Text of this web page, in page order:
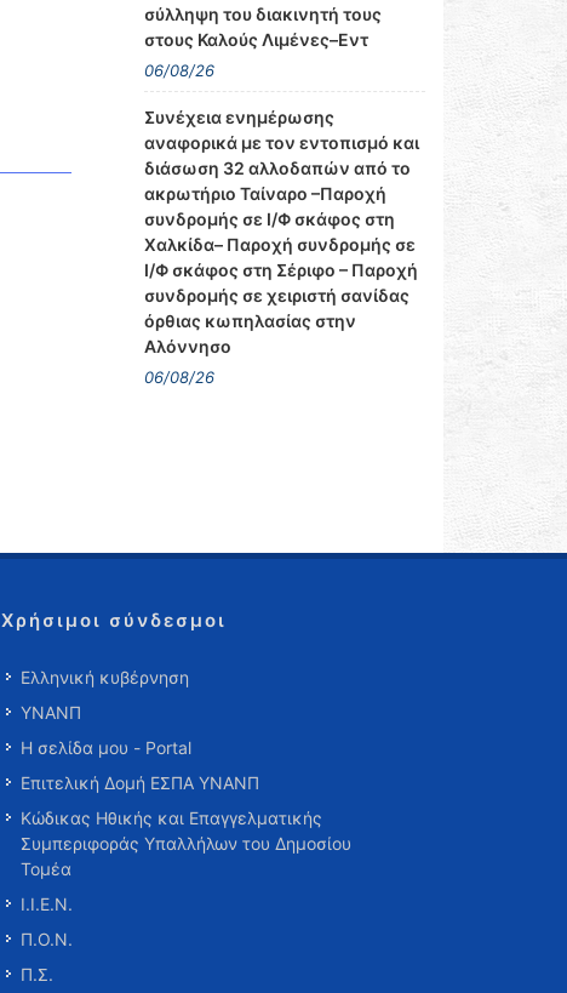
σύλληψη του διακινητή τους
στους Καλούς Λιμένες–Εντ
06/08/26
Συνέχεια ενημέρωσης
αναφορικά με τον εντοπισμό και
διάσωση 32 αλλοδαπών από το
ακρωτήριο Ταίναρο –Παροχή
συνδρομής σε Ι/Φ σκάφος στη
Χαλκίδα– Παροχή συνδρομής σε
Ι/Φ σκάφος στη Σέριφο – Παροχή
συνδρομής σε χειριστή σανίδας
όρθιας κωπηλασίας στην
Αλόννησο
06/08/26
Χρήσιμοι σύνδεσμοι
Ελληνική κυβέρνηση
ΥΝΑΝΠ
Η σελίδα μου - Portal
Επιτελική Δομή ΕΣΠΑ ΥΝΑΝΠ
Κώδικας Ηθικής και Επαγγελματικής
Συμπεριφοράς Υπαλλήλων του Δημοσίου
Τομέα
Ι.Ι.Ε.Ν.
Π.Ο.Ν.
Π.Σ.